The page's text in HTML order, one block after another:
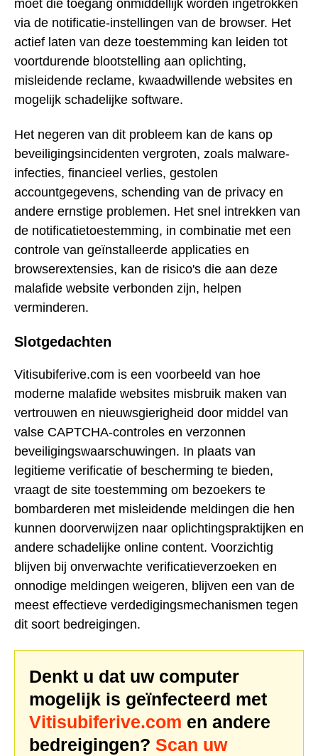
moet die toegang onmiddellijk worden ingetrokken
via de notificatie-instellingen van de browser. Het
actief laten van deze toestemming kan leiden tot
voortdurende blootstelling aan oplichting,
misleidende reclame, kwaadwillende websites en
mogelijk schadelijke software.
Het negeren van dit probleem kan de kans op
beveiligingsincidenten vergroten, zoals malware-
infecties, financieel verlies, gestolen
accountgegevens, schending van de privacy en
andere ernstige problemen. Het snel intrekken van
de notificatietoestemming, in combinatie met een
controle van geïnstalleerde applicaties en
browserextensies, kan de risico's die aan deze
malafide website verbonden zijn, helpen
verminderen.
Slotgedachten
Vitisubiferive.com is een voorbeeld van hoe
moderne malafide websites misbruik maken van
vertrouwen en nieuwsgierigheid door middel van
valse CAPTCHA-controles en verzonnen
beveiligingswaarschuwingen. In plaats van
legitieme verificatie of bescherming te bieden,
vraagt de site toestemming om bezoekers te
bombarderen met misleidende meldingen die hen
kunnen doorverwijzen naar oplichtingspraktijken en
andere schadelijke online content. Voorzichtig
blijven bij onverwachte verificatieverzoeken en
onnodige meldingen weigeren, blijven een van de
meest effectieve verdedigingsmechanismen tegen
dit soort bedreigingen.
Denkt u dat uw computer
mogelijk is geïnfecteerd met
Vitisubiferive.com en andere
bedreigingen? Scan uw